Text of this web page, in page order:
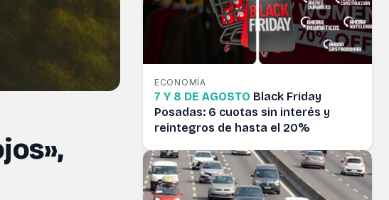
ECONOMÍA
7 Y 8 DE AGOSTO Black Friday
Posadas: 6 cuotas sin interés y
reintegros de hasta el 20%